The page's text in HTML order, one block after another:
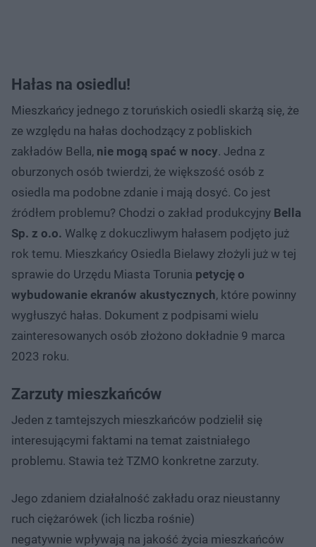
Hałas na osiedlu!
Mieszkańcy jednego z toruńskich osiedli skarżą się, że
ze względu na hałas dochodzący z pobliskich
zakładów Bella, nie mogą spać w nocy. Jedna z
oburzonych osób twierdzi, że większość osób z
osiedla ma podobne zdanie i mają dosyć. Co jest
źródłem problemu? Chodzi o zakład produkcyjny Bella
Sp. z o.o. Walkę z dokuczliwym hałasem podjęto już
rok temu. Mieszkańcy Osiedla Bielawy złożyli już w tej
sprawie do Urzędu Miasta Torunia petycję o
wybudowanie ekranów akustycznych, które powinny
wygłuszyć hałas. Dokument z podpisami wielu
zainteresowanych osób złożono dokładnie 9 marca
2023 roku.
Zarzuty mieszkańców
Jeden z tamtejszych mieszkańców podzielił się
interesującymi faktami na temat zaistniałego
problemu. Stawia też TZMO konkretne zarzuty.
Jego zdaniem działalność zakładu oraz nieustanny
ruch ciężarówek (ich liczba rośnie)
negatywnie wpływają na jakość życia mieszkańców